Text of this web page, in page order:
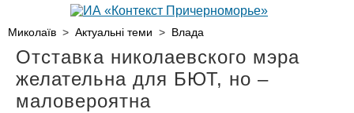
Миколаїв > Актуальні теми > Влада
Отставка николаевского мэра
желательна для БЮТ, но –
маловероятна